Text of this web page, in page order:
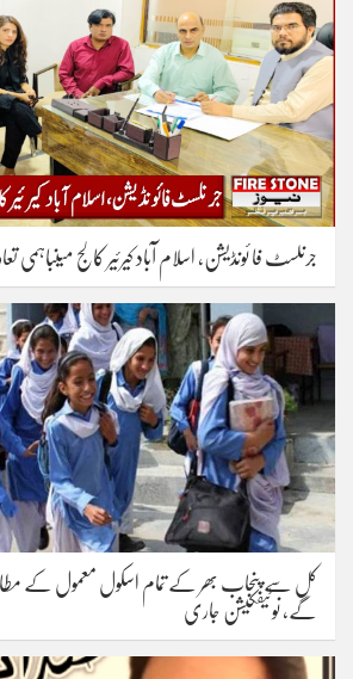
جرنلسٹ فا ئونڈیشن، اسلام آباد کیرئیر کالج میںباہمی
کل سے پنجاب بھر کے تمام اسکول معمول کے
گے، نوٹیفکیشن جاری